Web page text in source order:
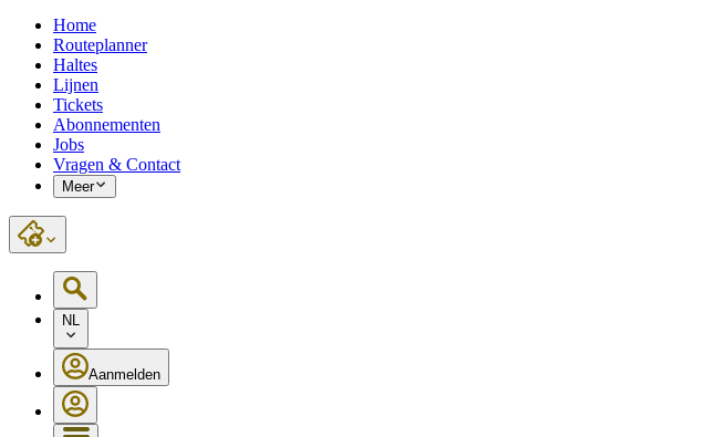
Home
Routeplanner
Haltes
Lijnen
Tickets
Abonnementen
Jobs
Vragen & Contact
Meer
NL
Aanmelden